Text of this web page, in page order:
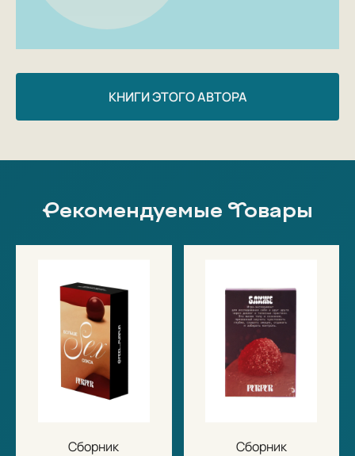
КНИГИ ЭТОГО АВТОРА
Рекомендуемые Товары
Сборник
Сборник